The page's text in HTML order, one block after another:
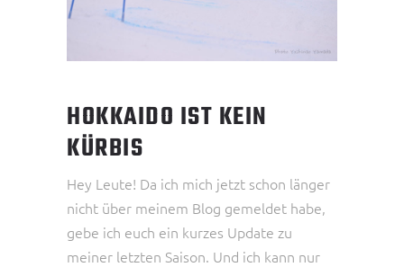
HOKKAIDO IST KEIN
KÜRBIS
Hey Leute! Da ich mich jetzt schon länger
nicht über meinem Blog gemeldet habe,
gebe ich euch ein kurzes Update zu
meiner letzten Saison. Und ich kann nur